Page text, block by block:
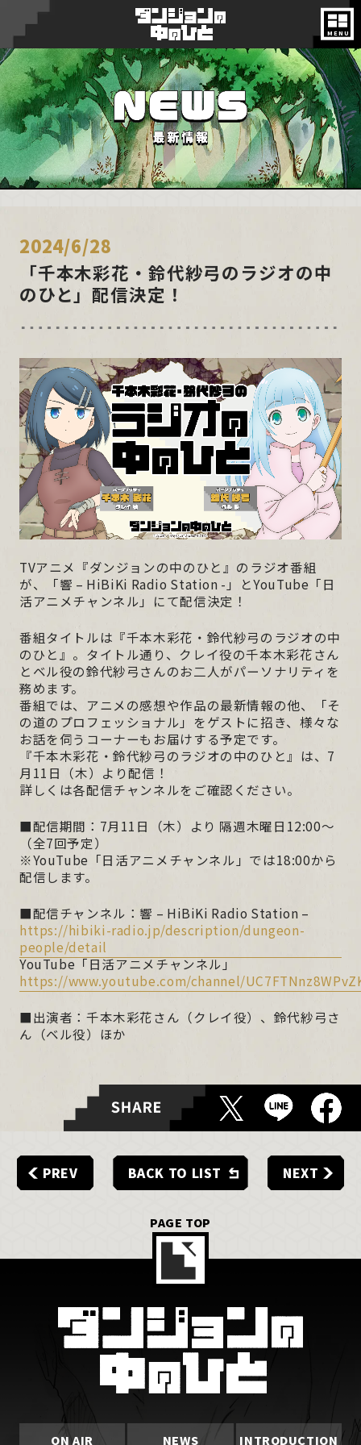
ON AIR
NEWS
INTRODUCTION
MONSTER
MOVIE
MUSIC
BOOKS
Blu-ray
SPECIAL
2024/6/28
「千本木彩花・鈴代紗弓のラジオの中
のひと」配信決定！
TVアニメ『ダンジョンの中のひと』のラジオ番組
が、「響 – HiBiKi Radio Station -」とYouTube「日
活アニメチャンネル」にて配信決定！
番組タイトルは『千本木彩花・鈴代紗弓のラジオの中
のひと』。タイトル通り、クレイ役の千本木彩花さん
とベル役の鈴代紗弓さんのお二人がパーソナリティを
務めます。
番組では、アニメの感想や作品の最新情報の他、「そ
の道のプロフェッショナル」をゲストに招き、様々な
お話を伺うコーナーもお届けする予定です。
『千本木彩花・鈴代紗弓のラジオの中のひと』は、7
月11日（木）より配信！
詳しくは各配信チャンネルをご確認ください。
■配信期間：7月11日（木）より 隔週木曜日12:00～
（全7回予定）
※YouTube「日活アニメチャンネル」では18:00から
配信します。
■配信チャンネル：響 – HiBiKi Radio Station –
https://hibiki-radio.jp/description/dungeon-
people/detail
YouTube「日活アニメチャンネル」
https://www.youtube.com/channel/
■出演者：千本木彩花さん（クレイ役）、鈴代紗弓さ
ん（ベル役）ほか
PREV BACK TO LIST NEXT
PAGE TOP
ON AIR NEWS INTRODUCTION